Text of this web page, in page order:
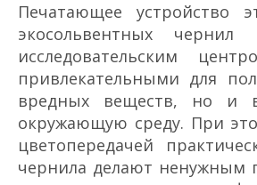
Печатающее устройство
экосольвентных
исследовательским
привлекательными для
вредных веществ, но и
окружающую среду. При
цветопередачей
чернила делают ненужным